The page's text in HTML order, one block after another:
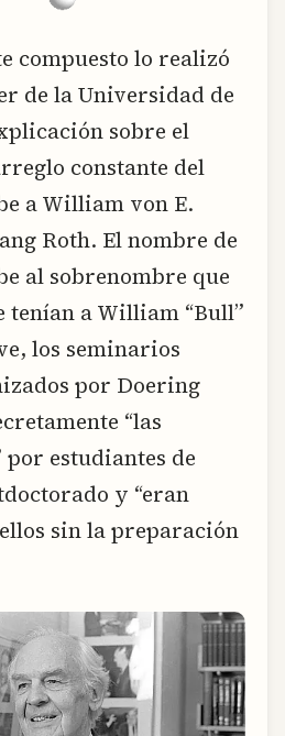
compuesto lo realizó
de la Universidad de
sobre el
constante del
a William von E.
Roth. El nombre de
al sobrenombre que
tenían a William “Bull”
los seminarios
por Doering
“las
por estudiantes de
y “eran
sin la preparación